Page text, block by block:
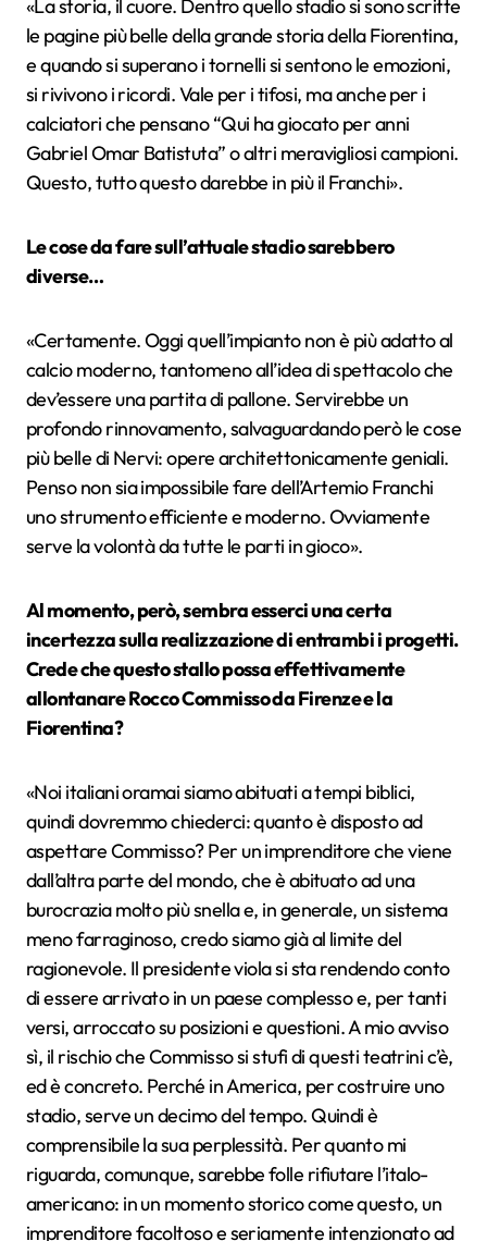
«La storia, il cuore. Dentro quello stadio si sono scritte
le pagine più belle della grande storia della Fiorentina,
e quando si superano i tornelli si sentono le emozioni,
si rivivono i ricordi. Vale per i tifosi, ma anche per i
calciatori che pensano “Qui ha giocato per anni
Gabriel Omar Batistuta” o altri meravigliosi campioni.
Questo, tutto questo darebbe in più il Franchi».
Le cose da fare sull’attuale stadio sarebbero
diverse…
«Certamente. Oggi quell’impianto non è più adatto al
calcio moderno, tantomeno all’idea di spettacolo che
dev’essere una partita di pallone. Servirebbe un
profondo rinnovamento, salvaguardando però le cose
più belle di Nervi: opere architettonicamente geniali.
Penso non sia impossibile fare dell’Artemio Franchi
uno strumento efficiente e moderno. Ovviamente
serve la volontà da tutte le parti in gioco».
Al momento, però, sembra esserci una certa
incertezza sulla realizzazione di entrambi i progetti.
Crede che questo stallo possa effettivamente
allontanare Rocco Commisso da Firenze e la
Fiorentina?
«Noi italiani oramai siamo abituati a tempi biblici,
quindi dovremmo chiederci: quanto è disposto ad
aspettare Commisso? Per un imprenditore che viene
dall’altra parte del mondo, che è abituato ad una
burocrazia molto più snella e, in generale, un sistema
meno farraginoso, credo siamo già al limite del
ragionevole. Il presidente viola si sta rendendo conto
di essere arrivato in un paese complesso e, per tanti
versi, arroccato su posizioni e questioni. A mio avviso
sì, il rischio che Commisso si stufi di questi teatrini c’è,
ed è concreto. Perché in America, per costruire uno
stadio, serve un decimo del tempo. Quindi è
comprensibile la sua perplessità. Per quanto mi
riguarda, comunque, sarebbe folle rifiutare l’italo-
americano: in un momento storico come questo, un
imprenditore facoltoso e seriamente intenzionato ad